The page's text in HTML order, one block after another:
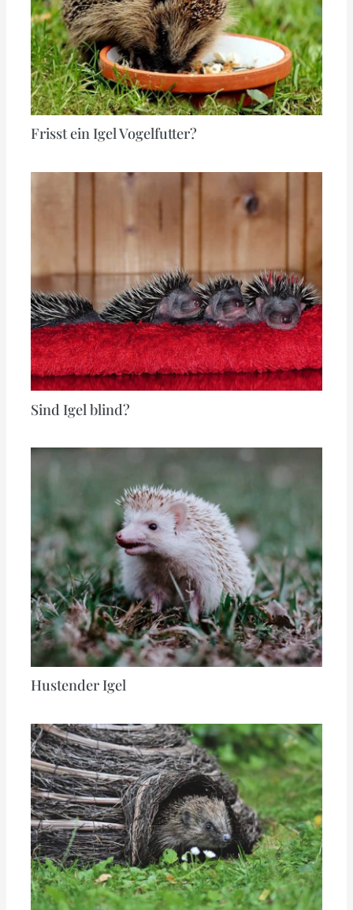
Frisst ein Igel Vogelfutter?
Sind Igel blind?
Hustender Igel